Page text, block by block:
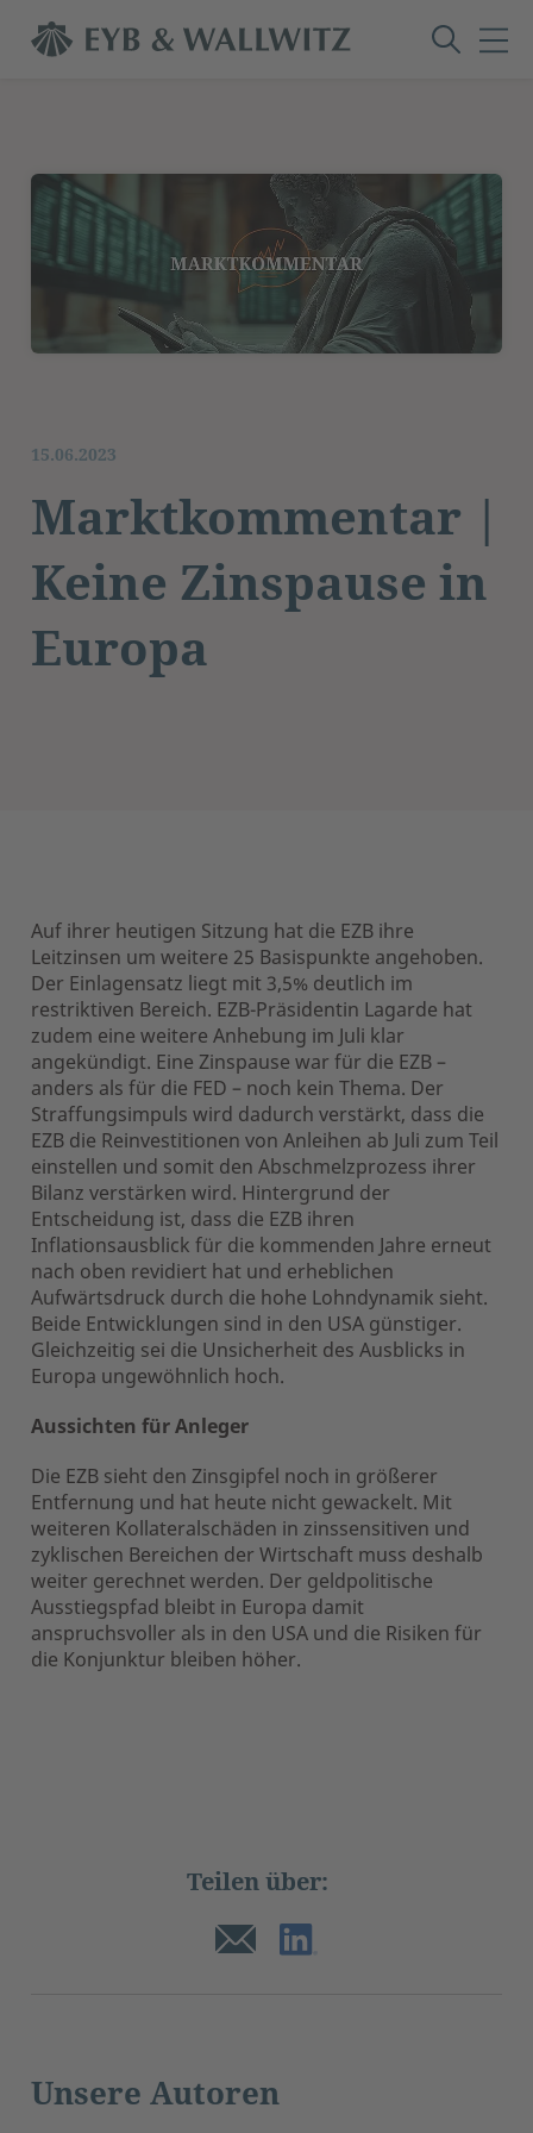
15.06.2023
Marktkommentar |
Keine Zinspause in
Europa
Auf ihrer heutigen Sitzung hat die EZB ihre
Leitzinsen um weitere 25 Basispunkte angehoben.
Der Einlagensatz liegt mit 3,5% deutlich im
restriktiven Bereich. EZB-Präsidentin Lagarde hat
zudem eine weitere Anhebung im Juli klar
angekündigt. Eine Zinspause war für die EZB –
anders als für die FED – noch kein Thema. Der
Straffungsimpuls wird dadurch verstärkt, dass die
EZB die Reinvestitionen von Anleihen ab Juli zum Teil
einstellen und somit den Abschmelzprozess ihrer
Bilanz verstärken wird. Hintergrund der
Entscheidung ist, dass die EZB ihren
Inflationsausblick für die kommenden Jahre erneut
nach oben revidiert hat und erheblichen
Aufwärtsdruck durch die hohe Lohndynamik sieht.
Beide Entwicklungen sind in den USA günstiger.
Gleichzeitig sei die Unsicherheit des Ausblicks in
Europa ungewöhnlich hoch.
Aussichten für Anleger
Die EZB sieht den Zinsgipfel noch in größerer
Entfernung und hat heute nicht gewackelt. Mit
weiteren Kollateralschäden in zinssensitiven und
zyklischen Bereichen der Wirtschaft muss deshalb
weiter gerechnet werden. Der geldpolitische
Ausstiegspfad bleibt in Europa damit
anspruchsvoller als in den USA und die Risiken für
die Konjunktur bleiben höher.
Teilen über:
Unsere Autoren